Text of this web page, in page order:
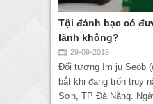
Tội đánh bạc có
lãnh không?
29-09-2019
Đối tượng Im ju Seob
bắt khi đang trốn truy
Sơn, TP Đà Nẵng.